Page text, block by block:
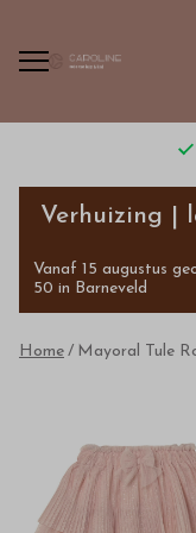
Mayoral
Tule
Rok
van
Verhuizing |
Vanaf 15 augustus
50 in Barneveld
Home Mayoral Tule